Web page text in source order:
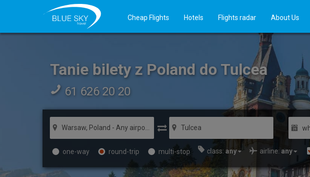
Cheap Flights Hotels Flights radar About Us
Tanie bilety z Poland do Tulcea
61 626 20 20
one-way round-trip multi-stop class: any airline: any